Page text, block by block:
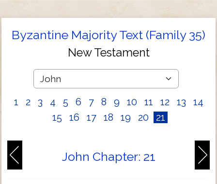
Byzantine Majority Text (Family 35)
New Testament
1 2 3 4 5 6 7 8 9 10 11 12 13
14
15
16 17 18 19 20 21
John Chapter: 21